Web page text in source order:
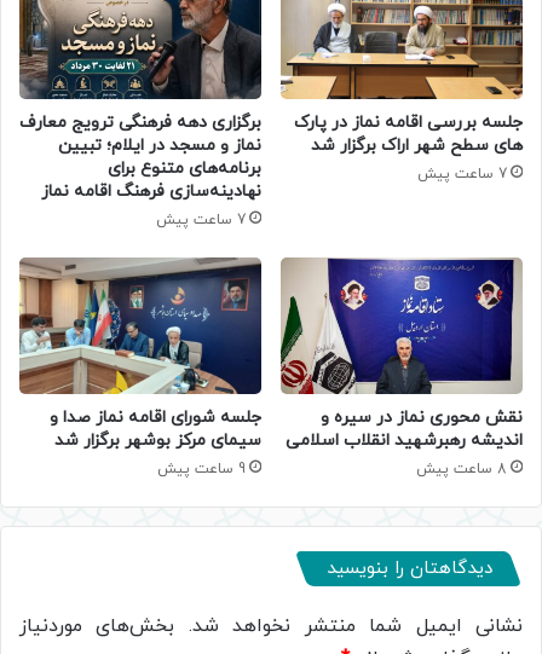
جلسه بررسی اقامه نماز در پارک
های سطح شهر اراک برگزار شد
7 ساعت پیش
برگزاری دهه فرهنگی ترویج معارف
نماز و مسجد در ایلام؛ تبیین
برنامه‌های متنوع برای
نهادینه‌سازی فرهنگ اقامه نماز
7 ساعت پیش
نقش محوری نماز در سیره و
اندیشه رهبرشهید انقلاب اسلامی
8 ساعت پیش
جلسه شورای اقامه نماز صدا و
سیمای مرکز بوشهر برگزار شد
9 ساعت پیش
دیدگاهتان را بنویسید
نشانی ایمیل شما منتشر نخواهد شد. بخش‌های موردنیاز